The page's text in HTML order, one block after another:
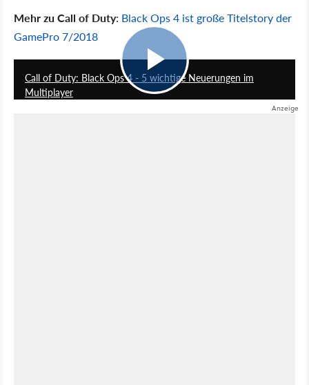
Mehr zu Call of Duty: Black Ops 4 ist große Titelstory der
GamePro 7/2018
Call of Duty: Black Ops 4 - 5 wichtige Neuerungen im
Multiplayer